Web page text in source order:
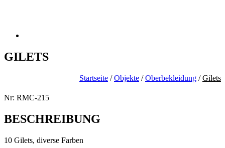
GILETS
Startseite /Objekte /Oberbekleidung /Gilets
Nr: RMC-215
BESCHREIBUNG
10 Gilets, diverse Farben